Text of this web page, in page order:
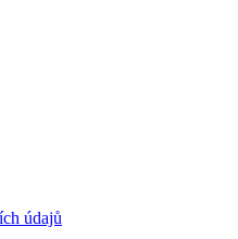
údajů